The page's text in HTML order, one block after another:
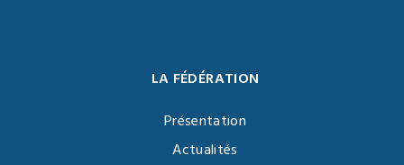
LA FÉDÉRATION
Présentation
Actualités